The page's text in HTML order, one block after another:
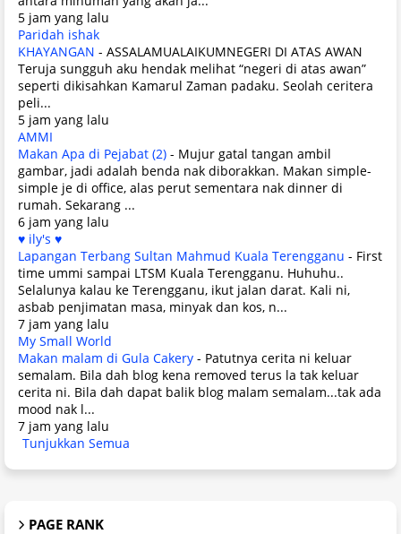
5 jam yang lalu
Paridah ishak
KHAYANGAN - ASSALAMUALAIKUMNEGERI DI ATAS AWAN
Teruja sungguh aku hendak melihat “negeri di atas awan”
seperti dikisahkan Kamarul Zaman padaku. Seolah ceritera
peli...
5 jam yang lalu
AMMI
Makan Apa di Pejabat (2) - Mujur gatal tangan ambil
gambar, jadi adalah benda nak diborakkan. Makan simple-
simple je di office, alas perut sementara nak dinner di
rumah. Sekarang ...
6 jam yang lalu
♥ ily's ♥
Lapangan Terbang Sultan Mahmud Kuala Terengganu - First
time ummi sampai LTSM Kuala Terengganu. Huhuhu..
Selalunya kalau ke Terengganu, ikut jalan darat. Kali ni,
asbab penjimatan masa, minyak dan kos, n...
7 jam yang lalu
My Small World
Makan malam di Gula Cakery - Patutnya cerita ni keluar
semalam. Bila dah blog kena removed terus la tak keluar
cerita ni. Bila dah dapat balik blog malam semalam...tak ada
mood nak l...
7 jam yang lalu
Tunjukkan Semua
PAGE RANK